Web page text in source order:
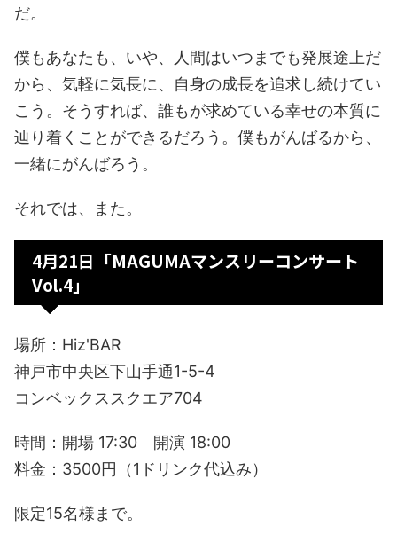
だ。
僕もあなたも、いや、人間はいつまでも発展途上だ
から、気軽に気長に、自身の成長を追求し続けてい
こう。そうすれば、誰もが求めている幸せの本質に
辿り着くことができるだろう。僕もがんばるから、
一緒にがんばろう。
それでは、また。
4月21日「MAGUMAマンスリーコンサート
Vol.4」
場所：Hiz'BAR
神戸市中央区下山手通1-5-4
コンベックススクエア704
時間：開場 17:30 開演 18:00
料金：3500円（1ドリンク代込み）
限定15名様まで。